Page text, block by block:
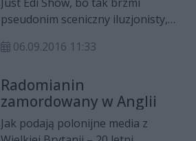
Twarowskiego.
pseudonim sceniczny iluzjonisty,
oczarować jurorów „Mam Talent!”.
nie dostał. Dopiero 9. edycja
talentshow pozwoliła mu spełnić
jego marzenie. I to w jakim stylu!
Agustin Egurola, przewodniczący
06.09.2016 11:33
Radomianin
zamordowany w Anglii
Jak podają polonijne media z